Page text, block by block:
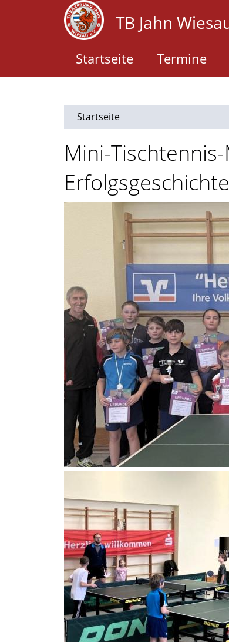
TB Jahn
Startseite Termine
Startseite
Mini-
Erfolgsgeschichte